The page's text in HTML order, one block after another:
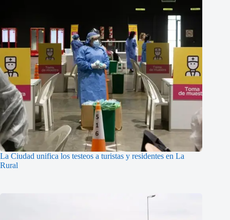
La Ciudad unifica los testeos a turistas y residentes en La
Rural